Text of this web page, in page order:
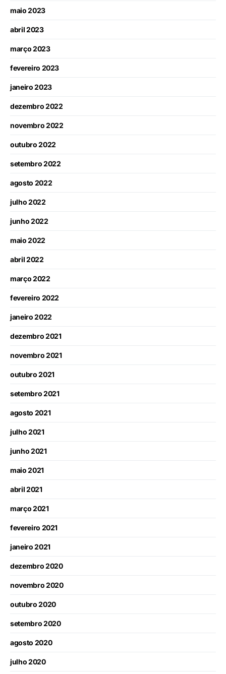
maio 2023
abril 2023
março 2023
fevereiro 2023
janeiro 2023
dezembro 2022
novembro 2022
outubro 2022
setembro 2022
agosto 2022
julho 2022
junho 2022
maio 2022
abril 2022
março 2022
fevereiro 2022
janeiro 2022
dezembro 2021
novembro 2021
outubro 2021
setembro 2021
agosto 2021
julho 2021
junho 2021
maio 2021
abril 2021
março 2021
fevereiro 2021
janeiro 2021
dezembro 2020
novembro 2020
outubro 2020
setembro 2020
agosto 2020
julho 2020